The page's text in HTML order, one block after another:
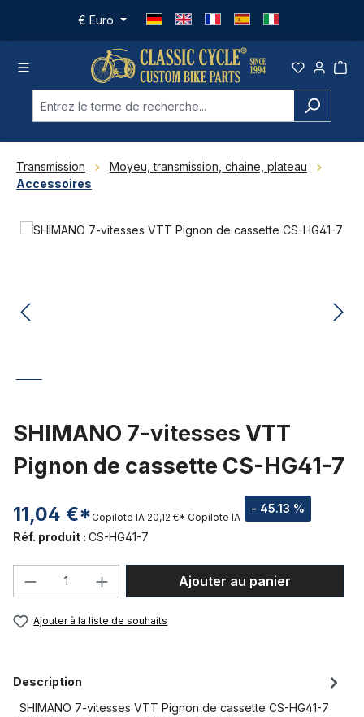
Passer au contenu principal
€ Euro
Transmission
Moyeu, transmission, chaine, plateau
Accessoires
Ignorer la galerie d'images
SHIMANO 7-vitesses VTT
Pignon de cassette CS-HG41-7
11,04 €* - 45.13 %
Copilote IA 20,12 €* Copilote IA
Réf. produit : CS-HG41-7
Quantité de produit : Entrez la
Ajouter au panier
Ajouter à la liste de souhaits
Description
SHIMANO 7-vitesses VTT Pignon de cassette CS-HG41-7